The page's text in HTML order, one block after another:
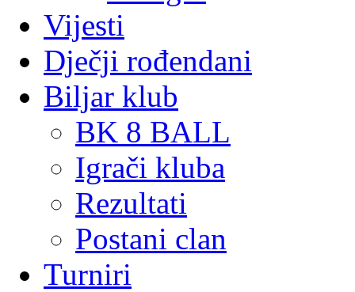
Vijesti
Dječji rođendani
Biljar klub
BK 8 BALL
Igrači kluba
Rezultati
Postani clan
Turniri